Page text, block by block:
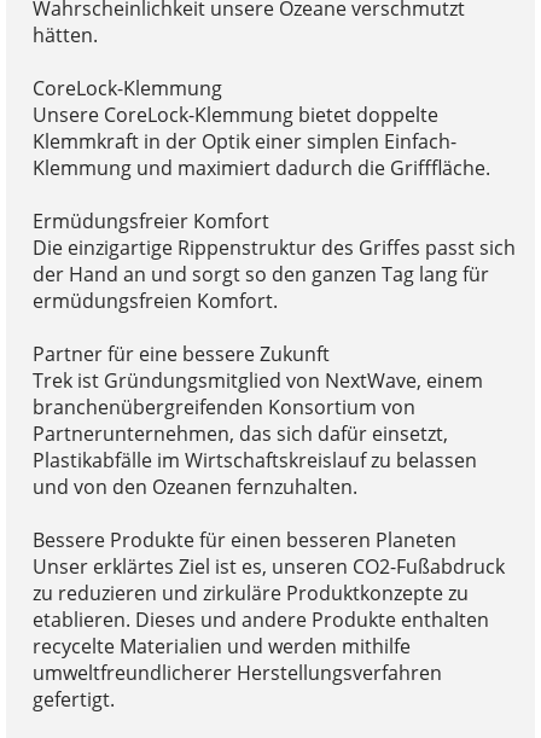
Wahrscheinlichkeit unsere Ozeane verschmutzt
hätten.
CoreLock-Klemmung
Unsere CoreLock-Klemmung bietet doppelte
Klemmkraft in der Optik einer simplen Einfach-
Klemmung und maximiert dadurch die Grifffläche.
Ermüdungsfreier Komfort
Die einzigartige Rippenstruktur des Griffes passt sich
der Hand an und sorgt so den ganzen Tag lang für
ermüdungsfreien Komfort.
Partner für eine bessere Zukunft
Trek ist Gründungsmitglied von NextWave, einem
branchenübergreifenden Konsortium von
Partnerunternehmen, das sich dafür einsetzt,
Plastikabfälle im Wirtschaftskreislauf zu belassen
und von den Ozeanen fernzuhalten.
Bessere Produkte für einen besseren Planeten
Unser erklärtes Ziel ist es, unseren CO2-Fußabdruck
zu reduzieren und zirkuläre Produktkonzepte zu
etablieren. Dieses und andere Produkte enthalten
recycelte Materialien und werden mithilfe
umweltfreundlicherer Herstellungsverfahren
gefertigt.